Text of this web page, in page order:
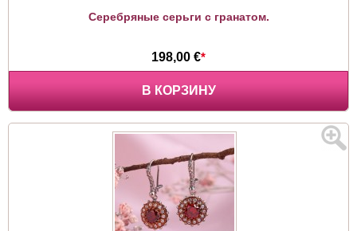
Серебряные серьги с гранатом.
198,00 €*
В КОРЗИНУ